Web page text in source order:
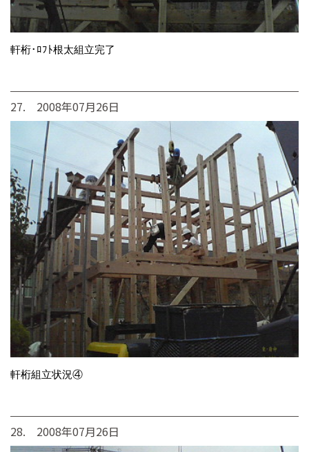
軒桁･ﾛﾌﾄ根太組立完了
27. 2008年07月26日
軒桁組立状況④
28. 2008年07月26日